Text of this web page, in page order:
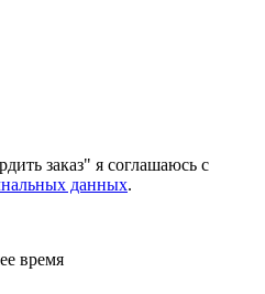
заказ" я соглашаюсь с
данных.
время